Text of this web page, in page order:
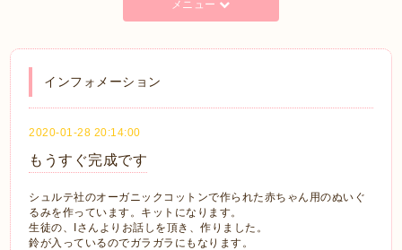
メニュー
インフォメーション
2020-01-28 20:14:00
もうすぐ完成です
シュルテ社のオーガニックコットンで作られた赤ちゃん用のぬいぐ
るみを作っています。キットになります。
生徒の、Iさんよりお話しを頂き、作りました。
鈴が入っているのでガラガラにもなります。